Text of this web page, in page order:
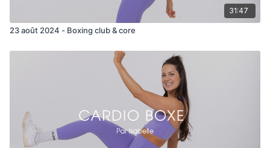
31:47
23 août 2024 - Boxing club & core